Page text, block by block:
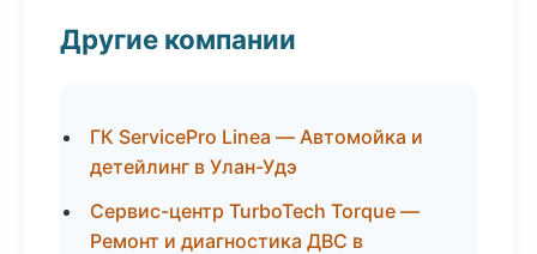
Другие компании
ГК ServicePro Linea — Автомойка и
детейлинг в Улан-Удэ
Сервис-центр TurboTech Torque —
Ремонт и диагностика ДВС в